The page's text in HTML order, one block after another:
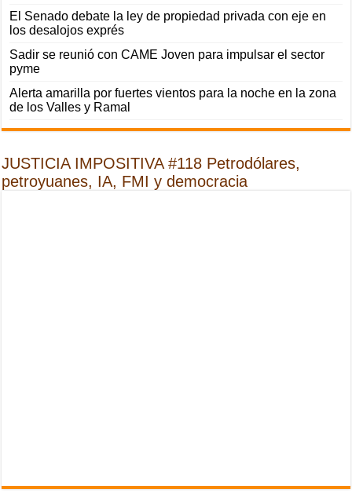
El Senado debate la ley de propiedad privada con eje en
los desalojos exprés
Sadir se reunió con CAME Joven para impulsar el sector
pyme
Alerta amarilla por fuertes vientos para la noche en la zona
de los Valles y Ramal
JUSTICIA IMPOSITIVA #118 Petrodólares,
petroyuanes, IA, FMI y democracia